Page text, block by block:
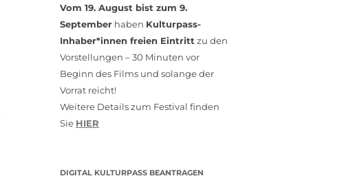
Vom 19. August bist zum 9.
September haben Kulturpass-
Inhaber*innen freien Eintritt zu den
Vorstellungen – 30 Minuten vor
Beginn des Films und solange der
Vorrat reicht!
Weitere Details zum Festival finden
Sie HIER
DIGITAL KULTURPASS BEANTRAGEN